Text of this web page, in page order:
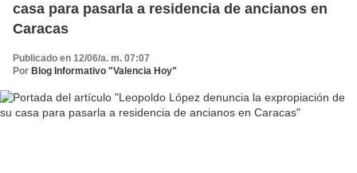
casa para pasarla a residencia de ancianos en
Caracas
Publicado en 12/06/a. m. 07:07
Por Blog Informativo "Valencia Hoy"